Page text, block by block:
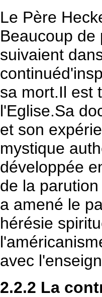
Le Père
Beaucoup de
suivaient
sa mort.Il est
l'Eglise.Sa
et son
mystique
développée
de la
a amené le
hérésie
avec
2.2.2 La